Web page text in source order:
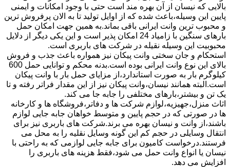
بالایی که نیسان از آن بهره مند است حتی با وجود امکانات و ایمنی
پایین این وسیله،باعث شده که از اوایل تولید تا به الان پرفروش ترین
و محبوب ترین وانت ایرانی باقی بماند.به همین جهت امکان حمل
بارهای سنگین با زامیاد 24 امکان پذیر است و این یکی دیگر از دلایل
محبوبیت این وسیله نقیله در شرکت های باربری است.
استحکام و جان سختی وانت پیکان نیز همواره باعث جذب و فروش
بالای این نوع وانت ایرانی بوده است.بدنه محکم و توانایی حمل 600
کیلوگرم بار به صورت استاندارد،از مزایای حمل بار با وانت پیکان
است.البته همانند نیسان،وانت پیکان نیز از این مقدار فراتر رفته و تا
یک تن و بیشتر،بارهای مختلفی را جابه جا می کند.
اثاث منزل،جهیزیه،لوازم شرکت ها و دفاتر،فروشگاه ها و کارخانه
ها در صورتی که در حجم پایین و متوسط خواهان جابه جایی لوازم
باشند،از وانت و نیسان بهره می برند.شرکت های باربری نیز برای
انتقال وسایلی در حجم کم این گونه وسایل نقلیه را به محل می
فرستند.درخواست کامیون برای جابه جایی لوازمی که به راحتی با
نیسان یا انواع وانت حمل می شود،فقط هزینه های باربری را
افزایش می دهد.